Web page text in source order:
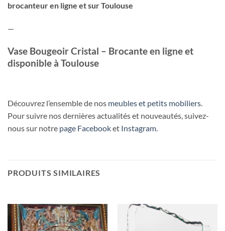
brocanteur en ligne et sur Toulouse
—
Vase Bougeoir Cristal – Brocante en ligne et
disponible à Toulouse
Découvrez l’ensemble de nos meubles et petits mobiliers.
Pour suivre nos dernières actualités et nouveautés, suivez-
nous sur notre page Facebooket Instagram.
PRODUITS SIMILAIRES